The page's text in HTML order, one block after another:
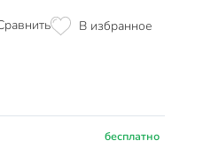
В избранное
бесплатно